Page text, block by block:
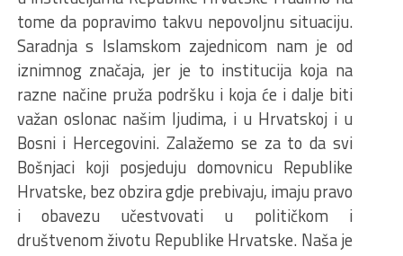
tome da popravimo takvu nepovoljnu situaciju.
Saradnja s Islamskom zajednicom nam je od
iznimnog značaja, jer je to institucija koja na
razne načine pruža podršku i koja će i dalje biti
važan oslonac našim ljudima, i u Hrvatskoj i u
Bosni i Hercegovini. Zalažemo se za to da svi
Bošnjaci koji posjeduju domovnicu Republike
Hrvatske, bez obzira gdje prebivaju, imaju pravo
i obavezu učestvovati u političkom i
društvenom životu Republike Hrvatske. Naša je